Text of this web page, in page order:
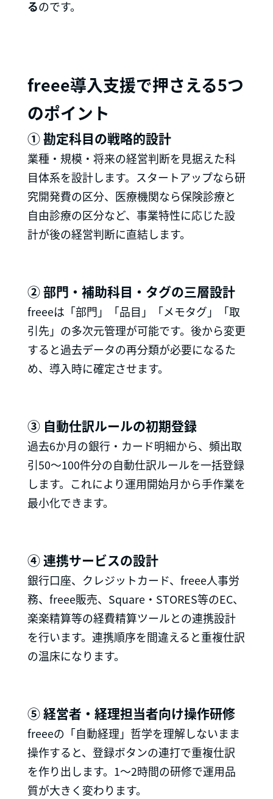
るのです。
freee導入支援で押さえる5つ
のポイント
① 勘定科目の戦略的設計
業種・規模・将来の経営判断を見据えた科
目体系を設計します。スタートアップなら研
究開発費の区分、医療機関なら保険診療と
自由診療の区分など、事業特性に応じた設
計が後の経営判断に直結します。
② 部門・補助科目・タグの三層設計
freeeは「部門」「品目」「メモタグ」「取
引先」の多次元管理が可能です。後から変更
すると過去データの再分類が必要になるた
め、導入時に確定させます。
③ 自動仕訳ルールの初期登録
過去6か月の銀行・カード明細から、頻出取
引50〜100件分の自動仕訳ルールを一括登録
します。これにより運用開始月から手作業を
最小化できます。
④ 連携サービスの設計
銀行口座、クレジットカード、freee人事労
務、freee販売、Square・STORES等のEC、
楽楽精算等の経費精算ツールとの連携設計
を行います。連携順序を間違えると重複仕訳
の温床になります。
⑤ 経営者・経理担当者向け操作研修
freeeの「自動経理」哲学を理解しないまま
操作すると、登録ボタンの連打で重複仕訳
を作り出します。1〜2時間の研修で運用品
質が大きく変わります。